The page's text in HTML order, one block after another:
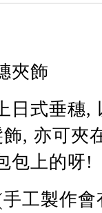
夾飾
日式垂穗,
, 亦可夾
包上的呀!
工製作